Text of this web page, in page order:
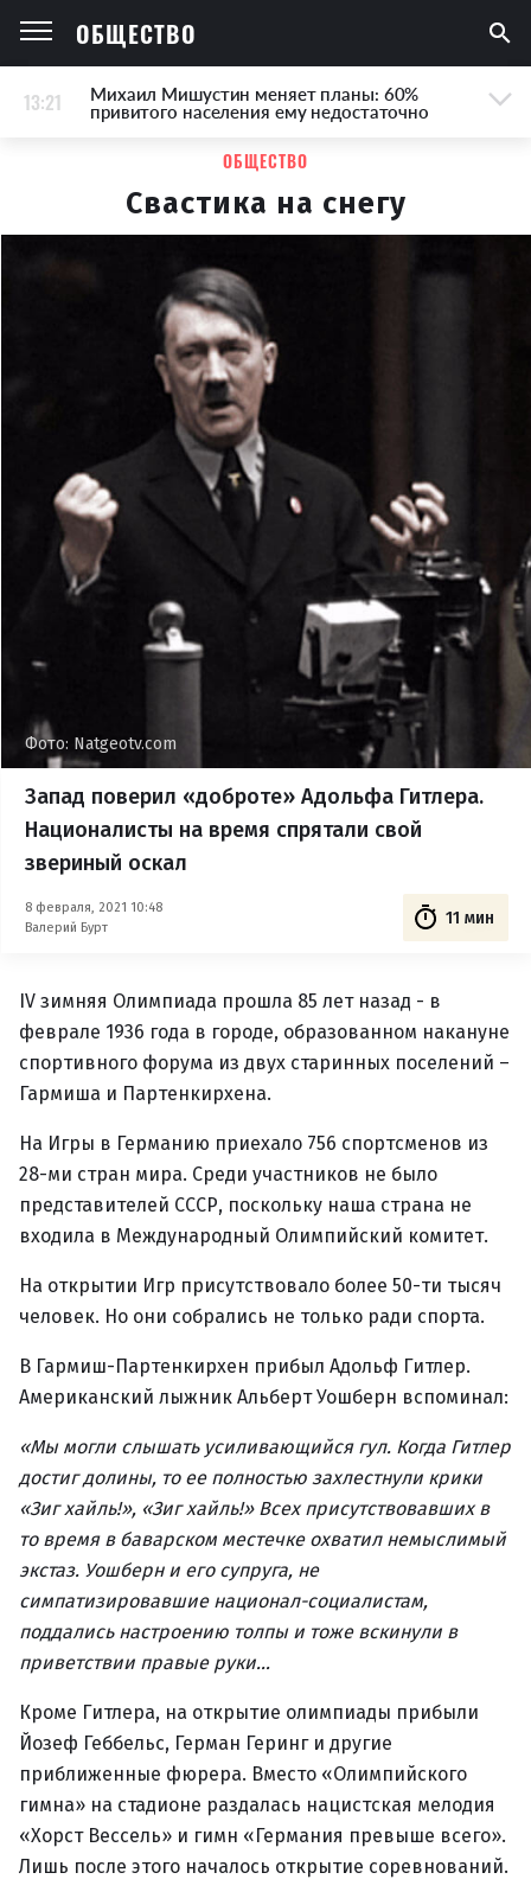
ОБЩЕСТВО
13:21 Михаил Мишустин меняет планы: 60%
привитого населения ему недостаточно
ОБЩЕСТВО
Свастика на снегу
Фото: Natgeotv.com
Запад поверил «доброте» Адольфа Гитлера.
Националисты на время спрятали свой
звериный оскал
Валерий Бурт
8 февраля, 2021 10:48
11 мин
IV зимняя Олимпиада прошла 85 лет назад - в
феврале 1936 года в городе, образованном накануне
спортивного форума из двух старинных поселений –
Гармиша и Партенкирхена.
На Игры в Германию приехало 756 спортсменов из
28-ми стран мира. Среди участников не было
представителей СССР, поскольку наша страна не
входила в Международный Олимпийский комитет.
На открытии Игр присутствовало более 50-ти тысяч
человек. Но они собрались не только ради спорта.
В Гармиш-Партенкирхен прибыл Адольф Гитлер.
Американский лыжник Альберт Уошберн вспоминал:
«Мы могли слышать усиливающийся гул. Когда Гитлер
достиг долины, то ее полностью захлестнули крики
«Зиг хайль!», «Зиг хайль!» Всех присутствовавших в
то время в баварском местечке охватил немыслимый
экстаз. Уошберн и его супруга, не
симпатизировавшие национал-социалистам,
поддались настроению толпы и тоже вскинули в
приветствии правые руки…
Кроме Гитлера, на открытие олимпиады прибыли
Йозеф Геббельс, Герман Геринг и другие
приближенные фюрера. Вместо «Олимпийского
гимна» на стадионе раздалась нацистская мелодия
«Хорст Вессель» и гимн «Германия превыше всего».
Лишь после этого началось открытие соревнований.